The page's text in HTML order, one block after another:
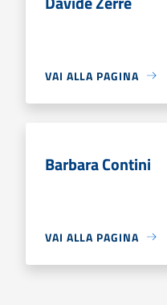
VAI ALLA PAGINA
Barbara Contini
VAI ALLA PAGINA